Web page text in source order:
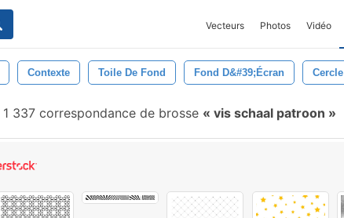
Vecteurs Photos Vidéo
Contexte Toile De Fond Fond D&#39;écran Cercle
1 337 correspondance de brosse vis schaal patroon